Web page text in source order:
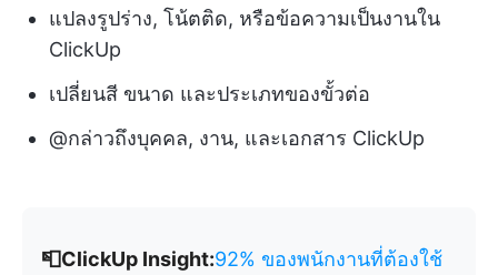
แปลงรูปร่าง, โน้ตติด, หรือข้อความเป็นงานใน
ClickUp
เปลี่ยนสี ขนาด และประเภทของขั้วต่อ
@กล่าวถึงบุคคล, งาน, และเอกสาร ClickUp
📮ClickUp Insight:92% ของพนักงานที่ต้องใช้